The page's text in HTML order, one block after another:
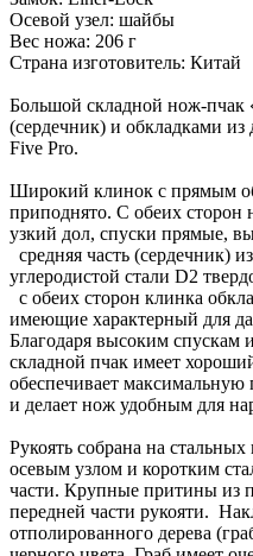
Осевой узел: шайбы
Вес ножа: 206 г
Страна изготовитель: Китай
Большой складной нож-пчак
(сердечник) и обкладками из
Five Pro.
Широкий клинок с прямым
приподнято. С обеих сторон
узкий дол, спуски прямые,
средняя часть (сердечник)
углеродистой стали D2
с обеих сторон клинка
имеющие характерный для
Благодаря высоким спускам
складной пчак имеет
обеспечивает
и делает нож удобным для
Рукоять собрана на
осевым узлом и коротким
части. Крупные притины из
передней части рукояти.
отполированного дерева